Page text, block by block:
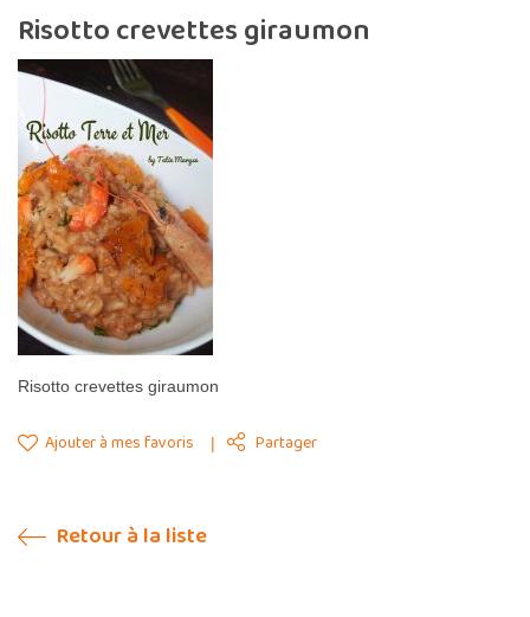
Risotto crevettes giraumon
Risotto crevettes giraumon
Ajouter à mes favoris Partager
Retour à la liste